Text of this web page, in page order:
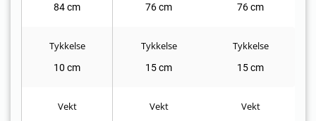
84 cm 76 cm 76 cm
Tykkelse
10 cm
Tykkelse
15 cm
Tykkelse
15 cm
Vekt Vekt Vekt